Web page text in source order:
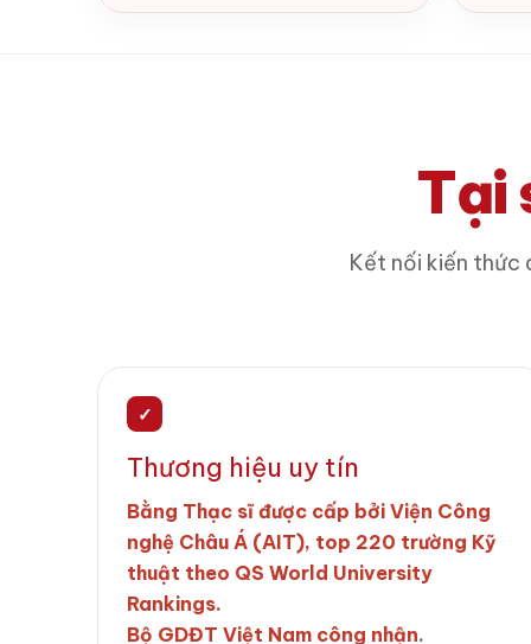
Tại
Kết nối kiến thức
✓
Thương hiệu uy tín
Bằng Thạc sĩ được cấp bởi Viện Công
nghệ Châu Á (AIT), top 220 trường Kỹ
thuật theo QS World University
Rankings.
Bộ GDĐT Việt Nam công nhận.